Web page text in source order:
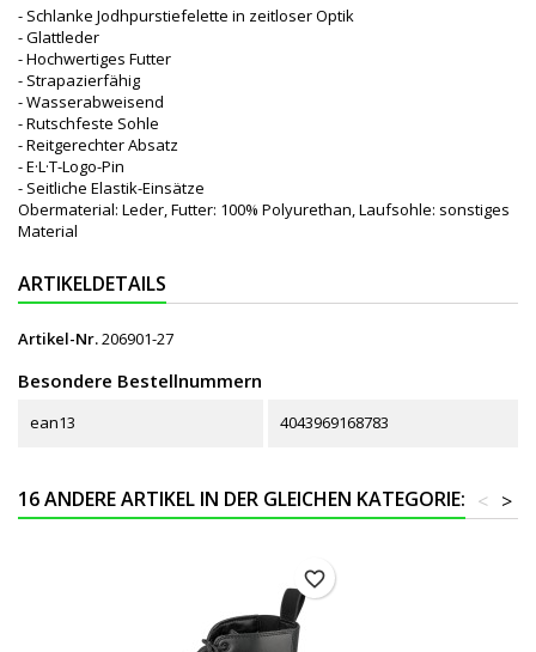
- Schlanke Jodhpurstiefelette in zeitloser Optik
- Glattleder
- Hochwertiges Futter
- Strapazierfähig
- Wasserabweisend
- Rutschfeste Sohle
- Reitgerechter Absatz
- E·L·T-Logo-Pin
- Seitliche Elastik-Einsätze
Obermaterial: Leder, Futter: 100% Polyurethan, Laufsohle: sonstiges
Material
ARTIKELDETAILS
Artikel-Nr.206901-27
Besondere Bestellnummern
ean13 4043969168783
16 ANDERE ARTIKEL IN DER GLEICHEN KATEGORIE: >
<
favorite_border